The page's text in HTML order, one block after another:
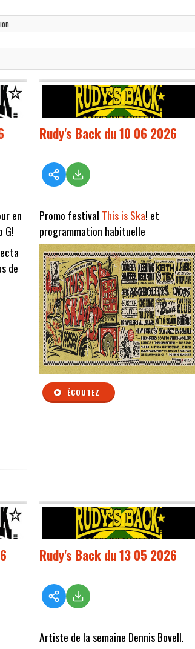
en
G!
de
Rudy's Back du 10 06 2026
Promo festival This is Ska! et
programmation habituelle
ÉCOUTEZ
Rudy's Back du 13 05 2026
Artiste de la semaine Dennis Bovell.